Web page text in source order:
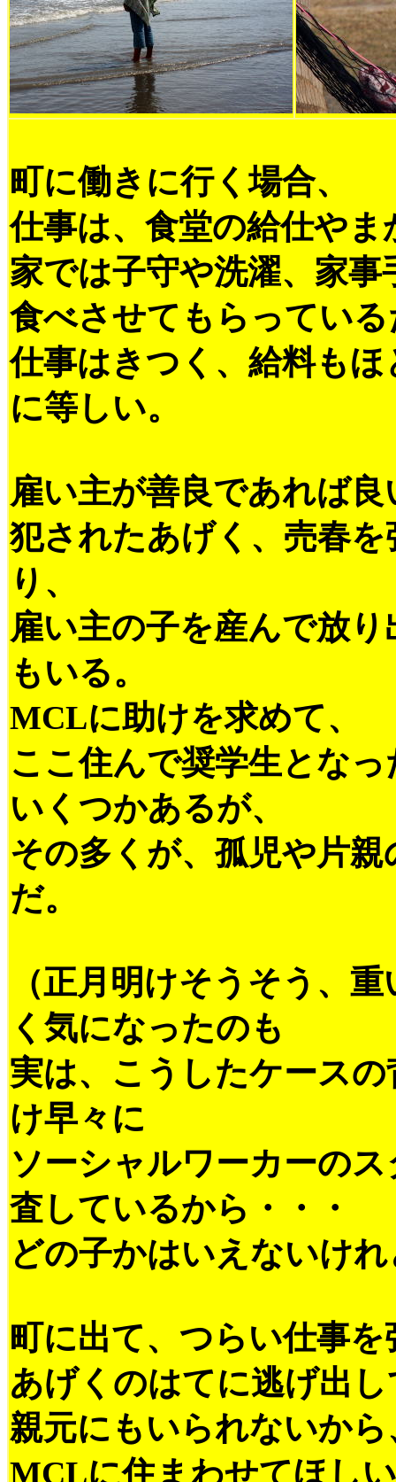
町に働きに行く場合、
仕事は、食堂の給仕やま
家では子守や洗濯、家事
食べさせてもらってい
仕事はきつく、給料も
に等しい。
雇い主が善良であれば良
犯されたあげく、売春
り、
雇い主の子を産んで放
もいる。
MCLに助けを求めて、
ここ住んで奨学生とな
いくつかあるが、
その多くが、孤児や片親
だ。
（正月明けそうそう、
く気になったのも
実は、こうしたケースの
け早々に
ソーシャルワーカーの
査しているから・・・
どの子かはいえないけ
町に出て、つらい仕事
あげくのはてに逃げ出し
親元にもいられないから
MCLに住まわせてほし